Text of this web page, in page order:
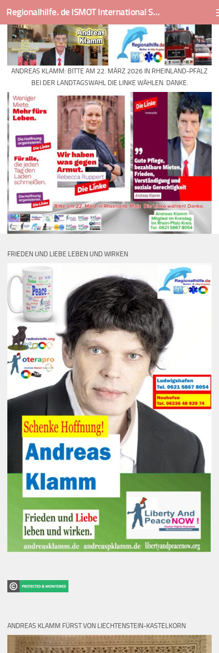
Skip to content Regionalhilfe. de ISMOT International Social And Medical Outreach Team
ANDREAS KLAMM: BITTE AM 22. MÄRZ 2026 IN RHEINLAND-PFALZ
BEI DER LANDTAGSWAHL DIE LINKE WÄHLEN. DANKE.
FRIEDEN UND LIEBE LEBEN UND WIRKEN
ANDREAS KLAMM FÜRST VON LIECHTENSTEIN-KASTELKORN